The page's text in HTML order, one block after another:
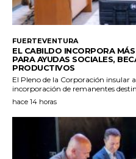
FUERTEVENTURA
EL CABILDO INCORPORA
PARA AYUDAS SOCIALES,
PRODUCTIVOS
El Pleno de la Corporación
incorporación de remanentes
hace 14 horas